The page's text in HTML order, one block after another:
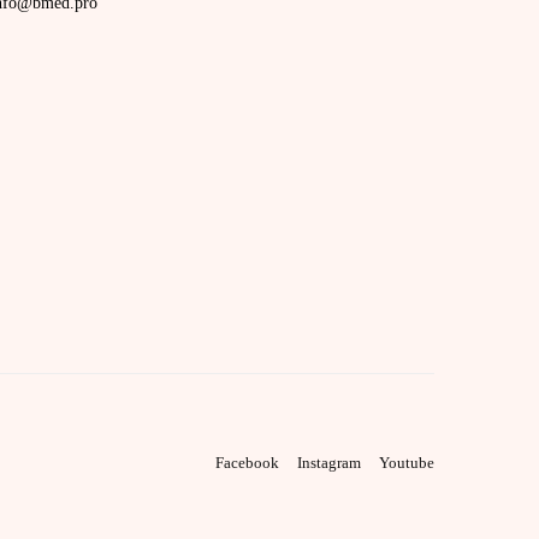
Facebook Instagram Youtube